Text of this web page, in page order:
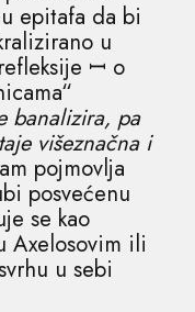
epitafa da bi
u
ꟷ o
banalizira, pa
višeznačna i
pojmovlja
posvećenu
se kao
Axelosovim ili
u sebi